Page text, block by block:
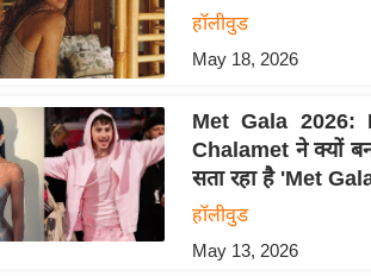
हॉलीवुड
May 18, 2026
Met Gala
Chalamet ने क्यों
सता रहा है 'Met
हॉलीवुड
May 13, 2026